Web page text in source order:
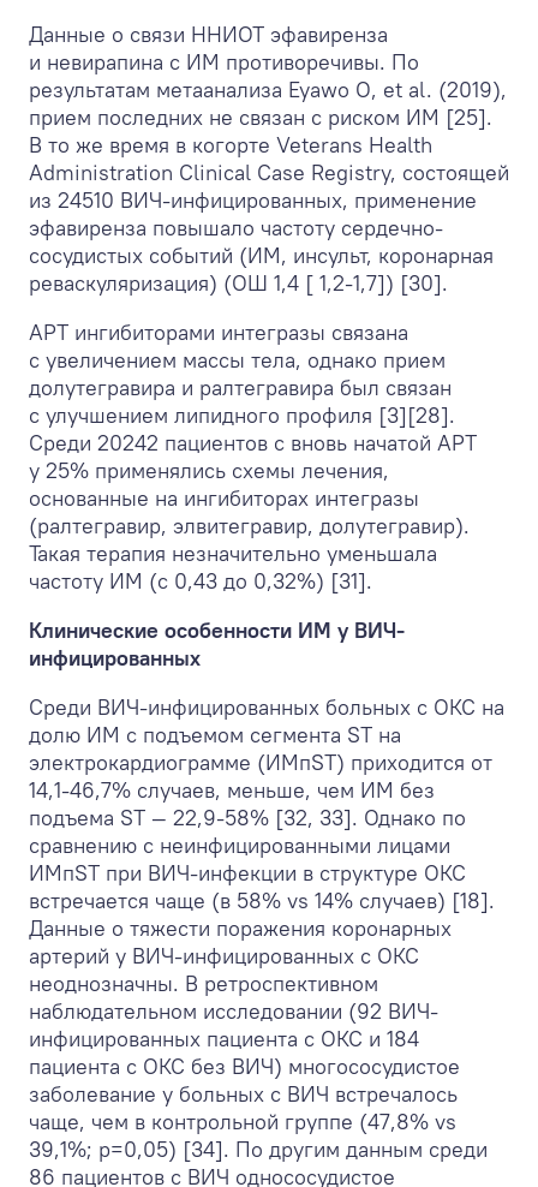
Данные о связи ННИОТ эфавиренза
и невирапина с ИМ противоречивы. По
результатам метаанализа Eyawo O, et al. (2019),
прием последних не связан с риском ИМ [25].
В то же время в когорте Veterans Health
Administration Clinical Case Registry, состоящей
из 24510 ВИЧ-инфицированных, применение
эфавиренза повышало частоту сердечно-
сосудистых событий (ИМ, инсульт, коронарная
реваскуляризация) (ОШ 1,4 [ 1,2-1,7]) [30].
АРТ ингибиторами интегразы связана
с увеличением массы тела, однако прием
долутегравира и ралтегравира был связан
с улучшением липидного профиля [3][28].
Среди 20242 пациентов с вновь начатой АРТ
у 25% применялись схемы лечения,
основанные на ингибиторах интегразы
(ралтегравир, элвитегравир, долутегравир).
Такая терапия незначительно уменьшала
частоту ИМ (с 0,43 до 0,32%) [31].
Клинические особенности ИМ у ВИЧ-
инфицированных
Среди ВИЧ-инфицированных больных с ОКС на
долю ИМ с подъемом сегмента ST на
электрокардиограмме (ИМпST) приходится от
14,1-46,7% случаев, меньше, чем ИМ без
подъема ST — 22,9-58% [32, 33]. Однако по
сравнению с неинфицированными лицами
ИМпST при ВИЧ-инфекции в структуре ОКС
встречается чаще (в 58% vs 14% случаев) [18].
Данные о тяжести поражения коронарных
артерий у ВИЧ-инфицированных с ОКС
неоднозначны. В ретроспективном
наблюдательном исследовании (92 ВИЧ-
инфицированных пациента с ОКС и 184
пациента с ОКС без ВИЧ) многососудистое
заболевание у больных с ВИЧ встречалось
чаще, чем в контрольной группе (47,8% vs
39,1%; р=0,05) [34]. По другим данным среди
86 пациентов с ВИЧ однососудистое